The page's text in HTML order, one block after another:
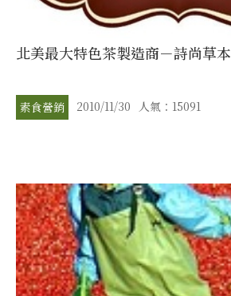
北美最大特色茶製造商－詩尚草本
素食營銷 2010/11/30 人氣：15091